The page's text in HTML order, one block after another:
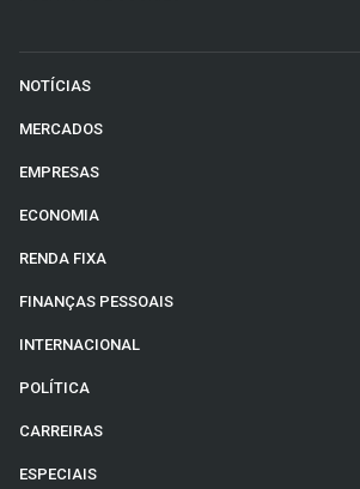
NOTÍCIAS
MERCADOS
EMPRESAS
ECONOMIA
RENDA FIXA
FINANÇAS PESSOAIS
INTERNACIONAL
POLÍTICA
CARREIRAS
ESPECIAIS